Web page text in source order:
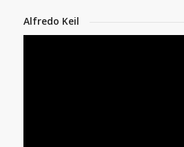
Alfredo Keil